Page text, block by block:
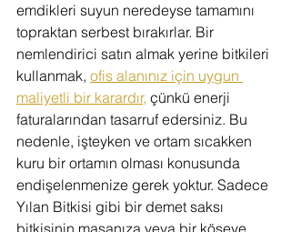
emdikleri suyun neredeyse tamamını
topraktan serbest bırakırlar. Bir
nemlendirici satın almak yerine bitkileri
kullanmak, ofis alanınız için uygun
maliyetli bir karardır, çünkü enerji
faturalarından tasarruf edersiniz. Bu
nedenle, işteyken ve ortam sıcakken
kuru bir ortamın olması konusunda
endişelenmenize gerek yoktur. Sadece
Yılan Bitkisi gibi bir demet saksı
bitkisinin masanıza veya bir köşeye